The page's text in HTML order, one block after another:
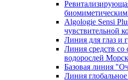
Algologie Sensi
чувcтвительной
Линия для глаз и
Линия средств со
водорослей
Базовая линия
Линия